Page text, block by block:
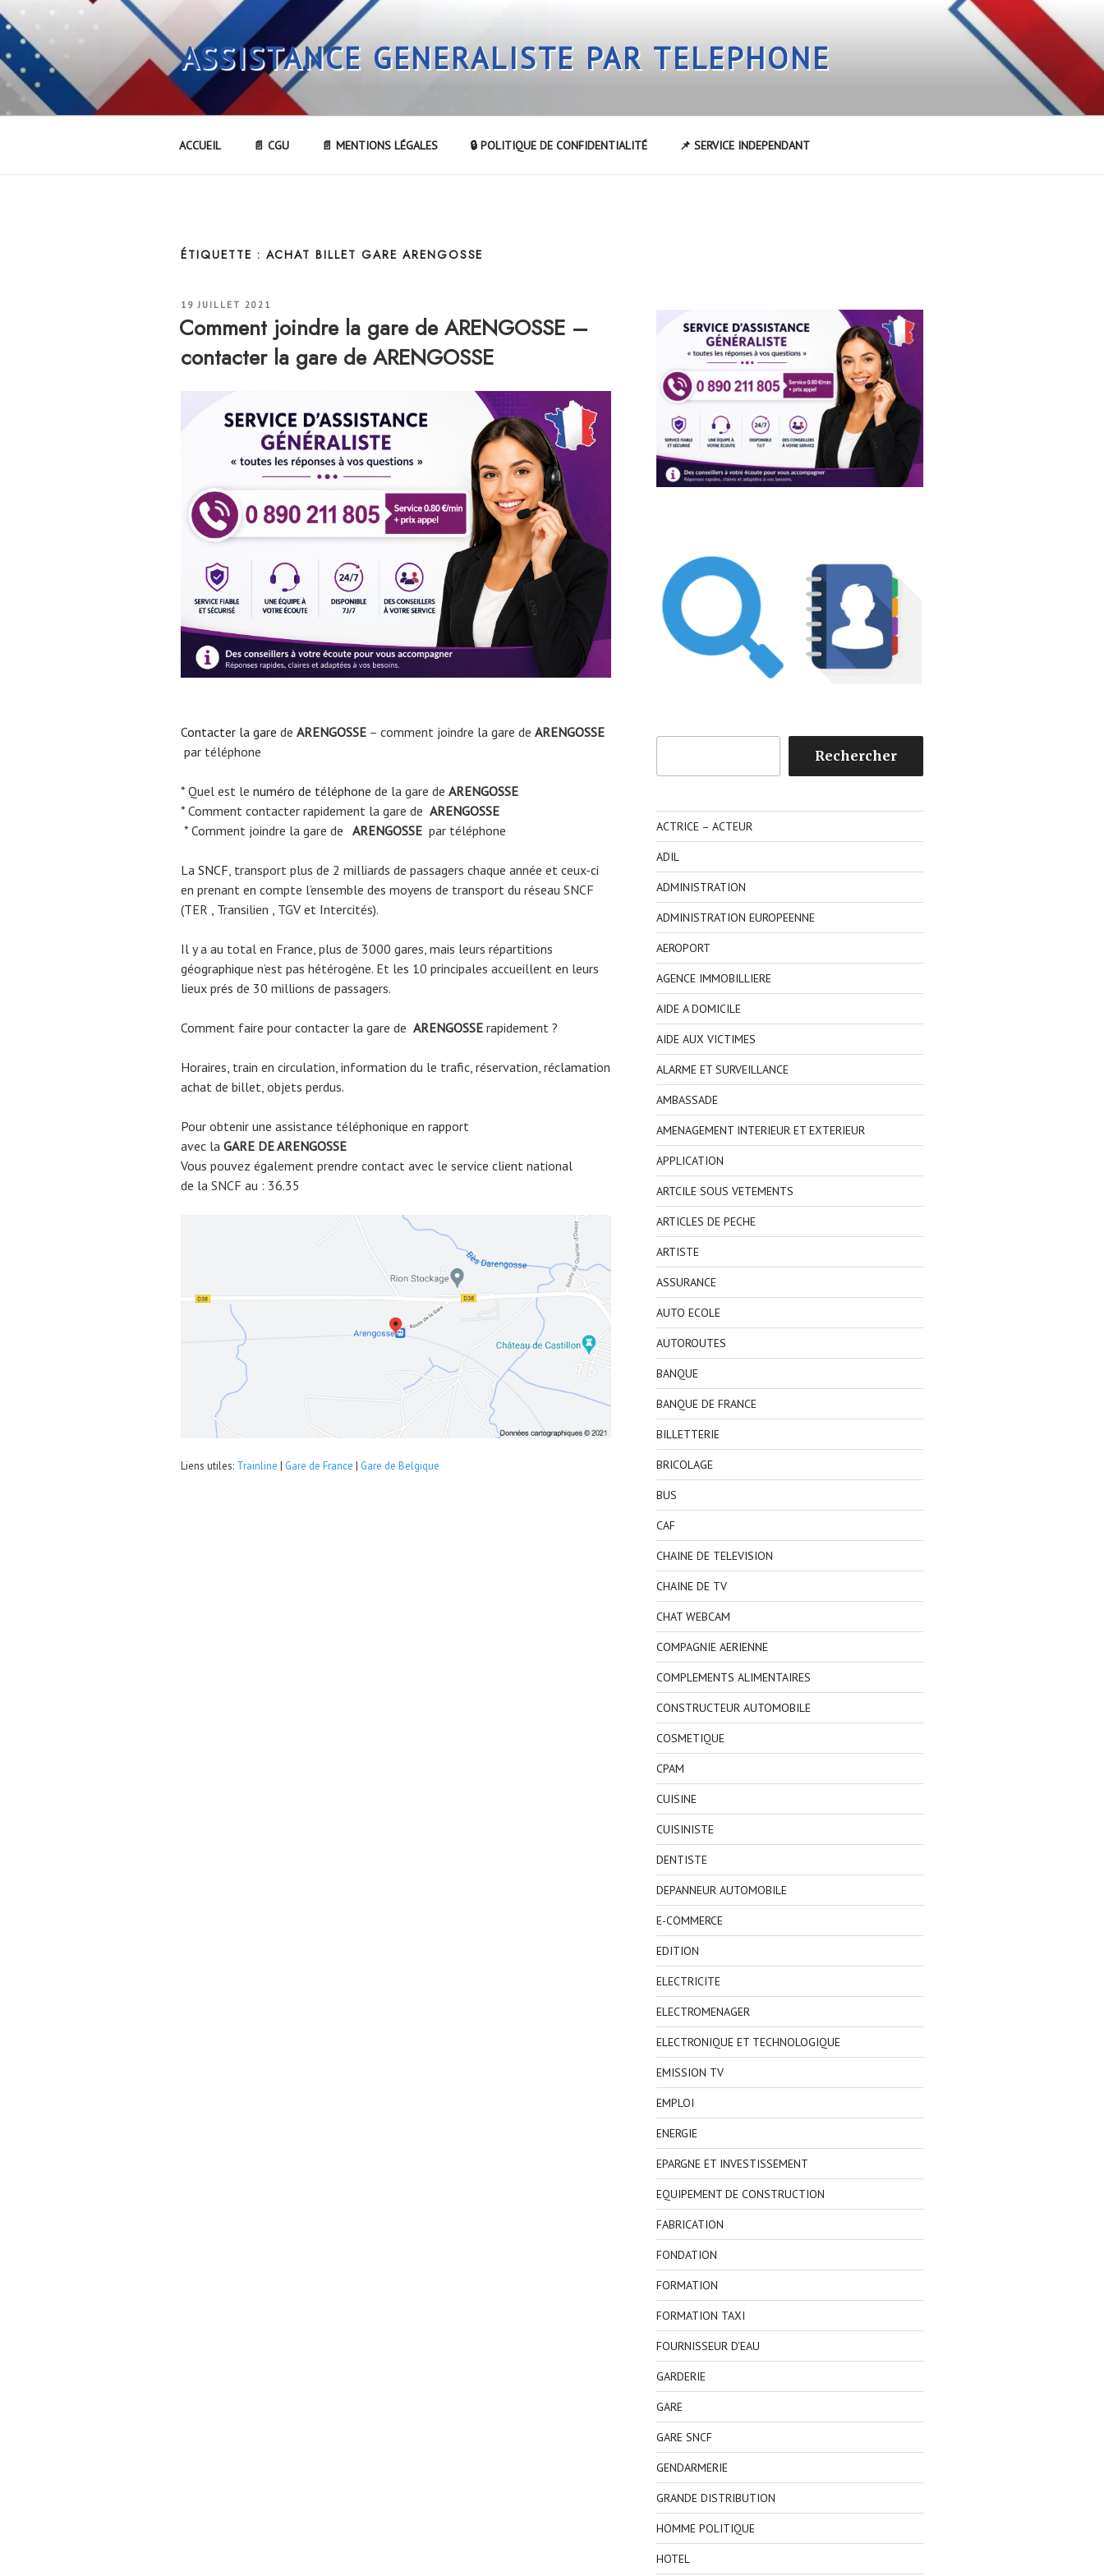
Aller
au
contenu
principal
ASSISTANCE GENERALISTE PAR TELEPHONE
ACCUEIL 📄 CGU 📄 MENTIONS LÉGALES 🔒 POLITIQUE DE CONFIDENTIALITÉ 📌 SERVICE INDEPENDANT
ÉTIQUETTE : ACHAT BILLET GARE ARENGOSSE
PUBLIÉ
19 JUILLET 2021
Comment joindre la gare de ARENGOSSE –
contacter la gare de ARENGOSSE
Contacter la gare de ARENGOSSE – comment joindre la gare de ARENGOSSE
par téléphone
* Quel est le numéro de téléphone de la gare de ARENGOSSE
* Comment contacter rapidement la gare de ARENGOSSE
* Comment joindre la gare de ARENGOSSE par téléphone
La SNCF , transport plus de 2 milliards de passagers chaque année et ceux-ci
en prenant en compte l’ensemble des moyens de transport du réseau SNCF
(TER , Transilien , TGV et Intercités).
Il y a au total en France, plus de 3000 gares, mais leurs répartitions
géographique n’est pas hétérogène. Et les 10 principales accueillent en leurs
lieux prés de 30 millions de passagers.
Comment faire pour contacter la gare de ARENGOSSE rapidement ?
Horaires, train en circulation, information du le trafic, réservation, réclamation
achat de billet, objets perdus.
Pour obtenir une assistance téléphonique en rapport
avec la GARE DEARENGOSSE
Vous pouvez également prendre contact avec le service client national
de la SNCF au : 36.35
Liens utiles: Trainline | Gare de France | Gare de Belgique
Rechercher
ACTRICE – ACTEUR
ADIL
ADMINISTRATION
ADMINISTRATION EUROPEENNE
AEROPORT
AGENCE IMMOBILLIERE
AIDE A DOMICILE
AIDE AUX VICTIMES
ALARME ET SURVEILLANCE
AMBASSADE
AMENAGEMENT INTERIEUR ET EXTERIEUR
APPLICATION
ARTCILE SOUS VETEMENTS
ARTICLES DE PECHE
ARTISTE
ASSURANCE
AUTO ECOLE
AUTOROUTES
BANQUE
BANQUE DE FRANCE
BILLETTERIE
BRICOLAGE
BUS
CAF
CHAINE DE TELEVISION
CHAINE DE TV
CHAT WEBCAM
COMPAGNIE AERIENNE
COMPLEMENTS ALIMENTAIRES
CONSTRUCTEUR AUTOMOBILE
COSMETIQUE
CPAM
CUISINE
CUISINISTE
DENTISTE
DEPANNEUR AUTOMOBILE
E-COMMERCE
EDITION
ELECTRICITE
ELECTROMENAGER
ELECTRONIQUE ET TECHNOLOGIQUE
EMISSION TV
EMPLOI
ENERGIE
EPARGNE ET INVESTISSEMENT
EQUIPEMENT DE CONSTRUCTION
FABRICATION
FONDATION
FORMATION
FORMATION TAXI
FOURNISSEUR D'EAU
GARDERIE
GARE
GARE SNCF
GENDARMERIE
GRANDE DISTRIBUTION
HOMME POLITIQUE
HOTEL